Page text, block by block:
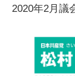
2020年2月議